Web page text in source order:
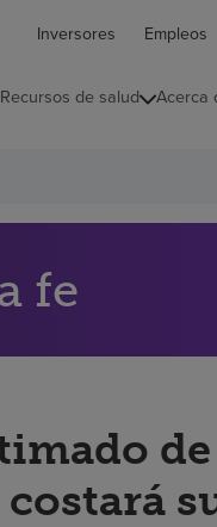
Inversores Empleos
Recursos de salud Acerca
fe